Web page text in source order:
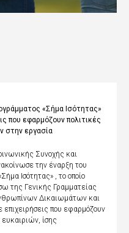
«Σήμα Ισότητας»
που εφαρμόζουν πολιτικές
στην εργασία
Συνοχής και
την έναρξη του
Ισότητας» , το οποίο
της Γενικής Γραμματείας
Δικαιωμάτων και
επιχειρήσεις που εφαρμόζουν
ευκαιριών, ίσης